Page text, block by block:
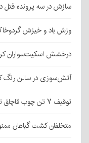
سازش در سه پرونده قتل
وزش باد و خیزش
درخشش اسکیت‌سواران
آتش‌سوزی در سالن رنگ
توقیف ۷ تن چوب قاچاق تاغ در رفسنجان
متخلفان کشت گیاهان